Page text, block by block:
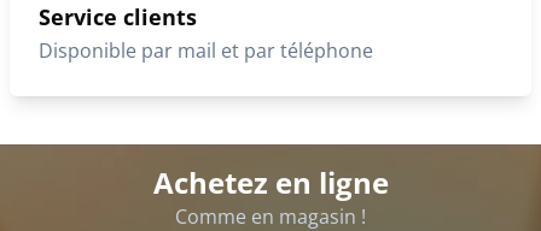
Service clients
Disponible par mail et par téléphone
Achetez en ligne
Comme en magasin !